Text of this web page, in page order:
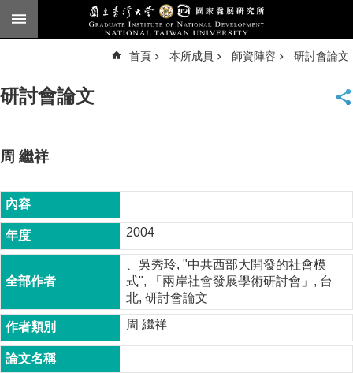
跳到主要內容區塊
臺
頁
公
告
本
簡
本
所
成
首頁 本所成員 師資陣容 研討會論文
研討會論文
周 繼祥
2004
、吳秀玲, "中共西部大開發的社會模
式", 「兩岸社會發展學術研討會」, 台
北, 研討會論文
周 繼祥